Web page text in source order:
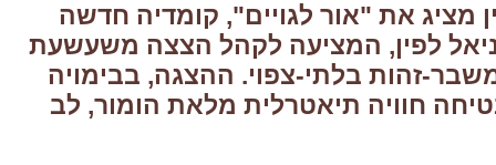
מציג את "אור לגויים", קומדיה חדשה
לפין, המציעה לקהל הצצה משעשעת
זהות בלתי-צפוי. ההצגה, בבימויה
חוויה תיאטרלית מלאת הומור, לב